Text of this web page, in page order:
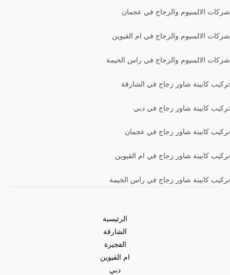
شركات الالمنيوم والزجاج في عجمان
شركات الالمنيوم والزجاج في ام القيوين
شركات الالمنيوم والزجاج في راس الخيمة
تركيب كابينة شاور زجاج في الشارقة
تركيب كابينة شاور زجاج في دبي
تركيب كابينة شاور زجاج في عجمان
تركيب كابينة شاور زجاج في ام القيوين
تركيب كابينة شاور زجاج في راس الخيمة
الرئيسية
الشارقة
الفجيرة
ام القيوين
دبي